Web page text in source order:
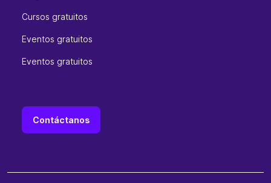
Cursos gratuitos
Eventos gratuitos
Eventos gratuitos
Contáctanos